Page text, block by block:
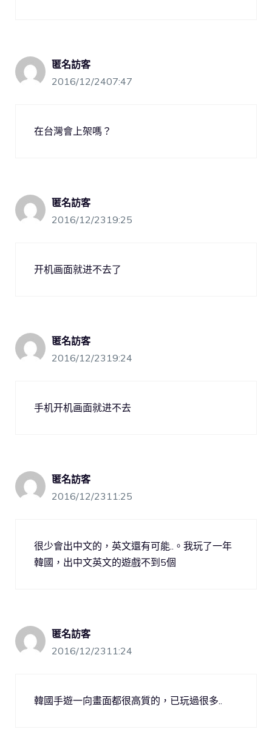
匿名訪客
2016/12/2407:47
在台灣會上架嗎？
匿名訪客
2016/12/2319:25
开机画面就进不去了
匿名訪客
2016/12/2319:24
手机开机画面就进不去
匿名訪客
2016/12/2311:25
很少會出中文的，英文還有可能..。我玩了一年
韓國，出中文英文的遊戲不到5個
匿名訪客
2016/12/2311:24
韓國手遊一向畫面都很高質的，已玩過很多..